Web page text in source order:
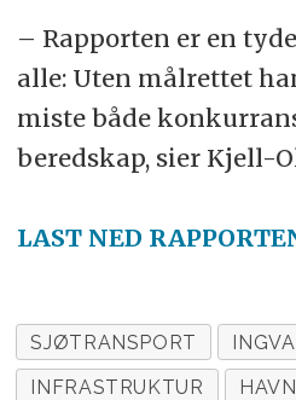
– Rapporten er en
alle: Uten målrettet
miste både
beredskap, sier Kjell-
LAST NED
SJØTRANSPORT
INFRASTRUKTUR
HAVN